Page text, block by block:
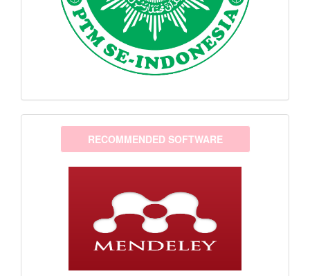
softwareRECOMMENDED SOFTWARE